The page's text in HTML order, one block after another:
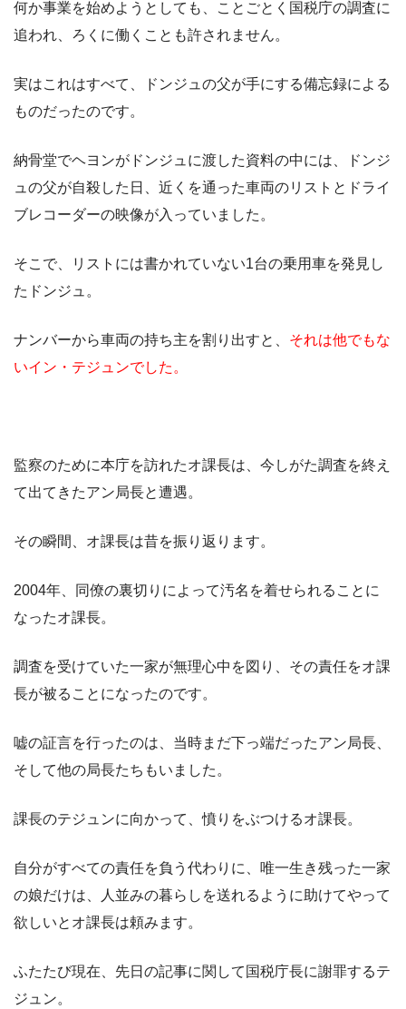
何か事業を始めようとしても、ことごとく国税庁の調査に
追われ、ろくに働くことも許されません。
実はこれはすべて、ドンジュの父が手にする備忘録による
ものだったのです。
納骨堂でヘヨンがドンジュに渡した資料の中には、ドンジ
ュの父が自殺した日、近くを通った車両のリストとドライ
ブレコーダーの映像が入っていました。
そこで、リストには書かれていない1台の乗用車を発見し
たドンジュ。
ナンバーから車両の持ち主を割り出すと、 それは他でもな
いイン・テジュンでした。
監察のために本庁を訪れたオ課長は、今しがた調査を終え
て出てきたアン局長と遭遇。
その瞬間、オ課長は昔を振り返ります。
2004年、同僚の裏切りによって汚名を着せられることに
なったオ課長。
調査を受けていた一家が無理心中を図り、その責任をオ課
長が被ることになったのです。
嘘の証言を行ったのは、当時まだ下っ端だったアン局長、
そして他の局長たちもいました。
課長のテジュンに向かって、憤りをぶつけるオ課長。
自分がすべての責任を負う代わりに、唯一生き残った一家
の娘だけは、人並みの暮らしを送れるように助けてやって
欲しいとオ課長は頼みます。
ふたたび現在、先日の記事に関して国税庁長に謝罪するテ
ジュン。